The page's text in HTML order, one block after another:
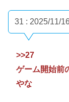
31 : 2025/11/
>>27
ゲーム開始前
やな